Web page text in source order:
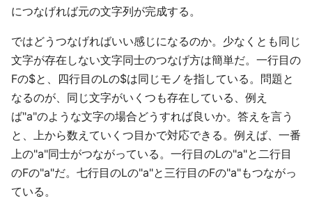
につなげれば元の文字列が完成する。
ではどうつなげればいい感じになるのか。少なくとも同じ
文字が存在しない文字同士のつなげ方は簡単だ。一行目の
Fの$と、四行目のLの$は同じモノを指している。問題と
なるのが、同じ文字がいくつも存在している、例え
ば"a"のような文字の場合どうすれば良いか。答えを言う
と、上から数えていくつ目かで対応できる。例えば、一番
上の"a"同士がつながっている。一行目のLの"a"と二行目
のFの"a"だ。七行目のLの"a"と三行目のFの"a"もつながっ
ている。